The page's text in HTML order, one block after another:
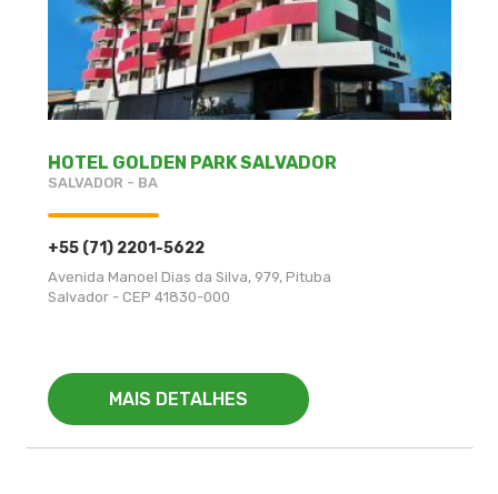
HOTEL GOLDEN PARK SALVADOR
SALVADOR - BA
+55 (71) 2201-5622
Avenida Manoel Dias da Silva, 979, Pituba
Salvador - CEP 41830-000
MAIS DETALHES